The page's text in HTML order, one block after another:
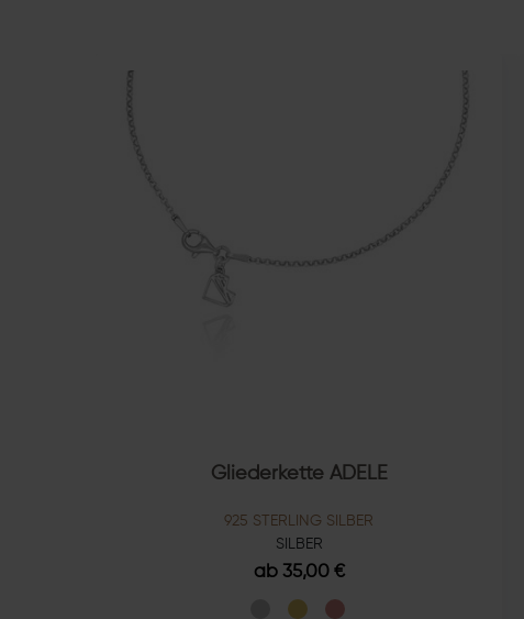
Gliederkette ADELE
925 STERLING SILBER
SILBER
ab 35,00 €